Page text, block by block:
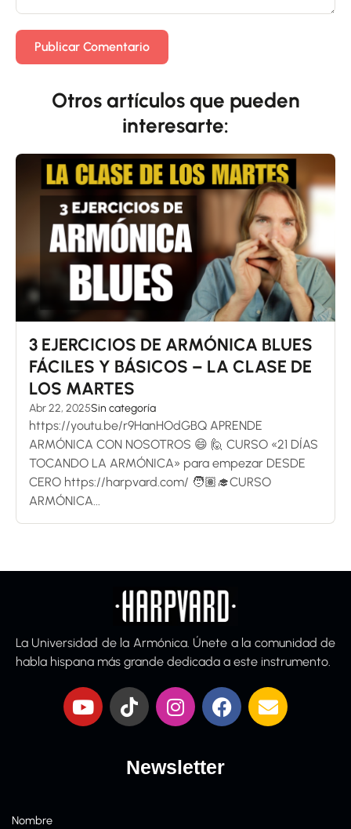
Otros artículos que pueden
interesarte:
3 EJERCICIOS DE ARMÓNICA BLUES
FÁCILES Y BÁSICOS – LA CLASE DE
LOS MARTES
Abr 22, 2025Sin categoría
https://youtu.be/r9HanHOdGBQ APRENDE
ARMÓNICA CON NOSOTROS 😄 🙋 CURSO «21 DÍAS
TOCANDO LA ARMÓNICA» para empezar DESDE
CERO https://harpvard.com/ 🧑🏽‍🎓CURSO
ARMÓNICA...
La Universidad de la Armónica. Únete a la comunidad de
habla hispana más grande dedicada a este instrumento.
Newsletter
Nombre